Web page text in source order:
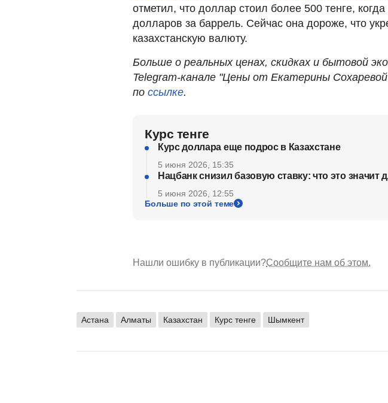
отметил, что доллар стоил более 500 тенге,
долларов за баррель. Сейчас она дороже, что
казахстанскую валюту.
Больше о реальных ценах, скидках и бытовой
Telegram-канале "Цены от Екатерины
по ссылке.
Курс тенге
Курс доллара еще подрос в Казахстане
5 июня 2026, 15:35
Нацбанк снизил базовую ставку: что это значит
5 июня 2026, 12:55
Больше по этой теме
Нашли ошибку в публикации?Сообщите нам об этом.
Астана Алматы Казахстан Курс тенге Шымкент